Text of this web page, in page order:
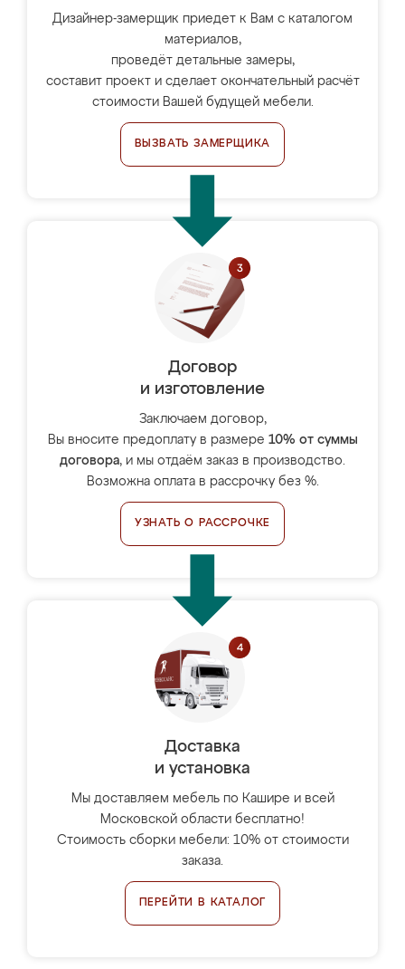
Дизайнер-замерщик приедет к Вам с каталогом
материалов,
проведёт детальные замеры,
составит проект и сделает окончательный расчёт
стоимости Вашей будущей мебели.
ВЫЗВАТЬ ЗАМЕРЩИКА
Договор
и изготовление
Заключаем договор,
Вы вносите предоплату в размере 10% от суммы
договора, и мы отдаём заказ в производство.
Возможна оплата в рассрочку без %.
УЗНАТЬ О РАССРОЧКЕ
Доставка
и установка
Мы доставляем мебель по Кашире и всей
Московской области бесплатно!
Стоимость сборки мебели: 10% от стоимости
заказа.
ПЕРЕЙТИ В КАТАЛОГ